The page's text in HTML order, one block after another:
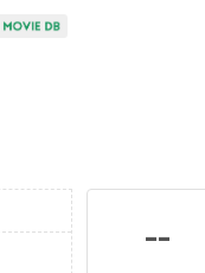
--